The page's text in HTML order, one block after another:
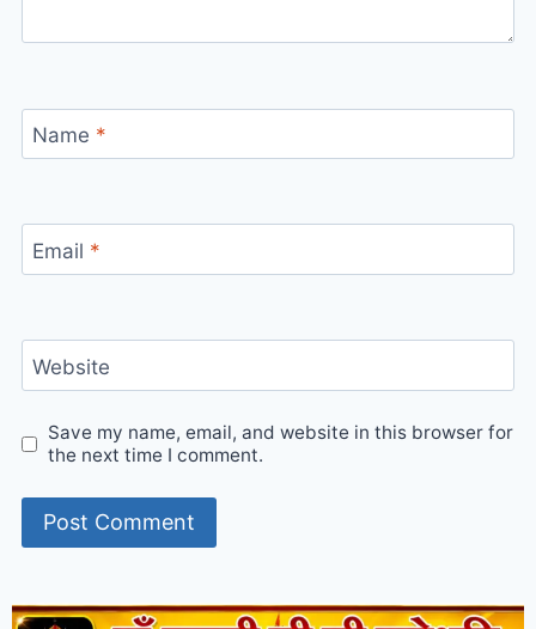
Name *
Email *
Website
Save my name, email, and website in this browser for
the next time I comment.